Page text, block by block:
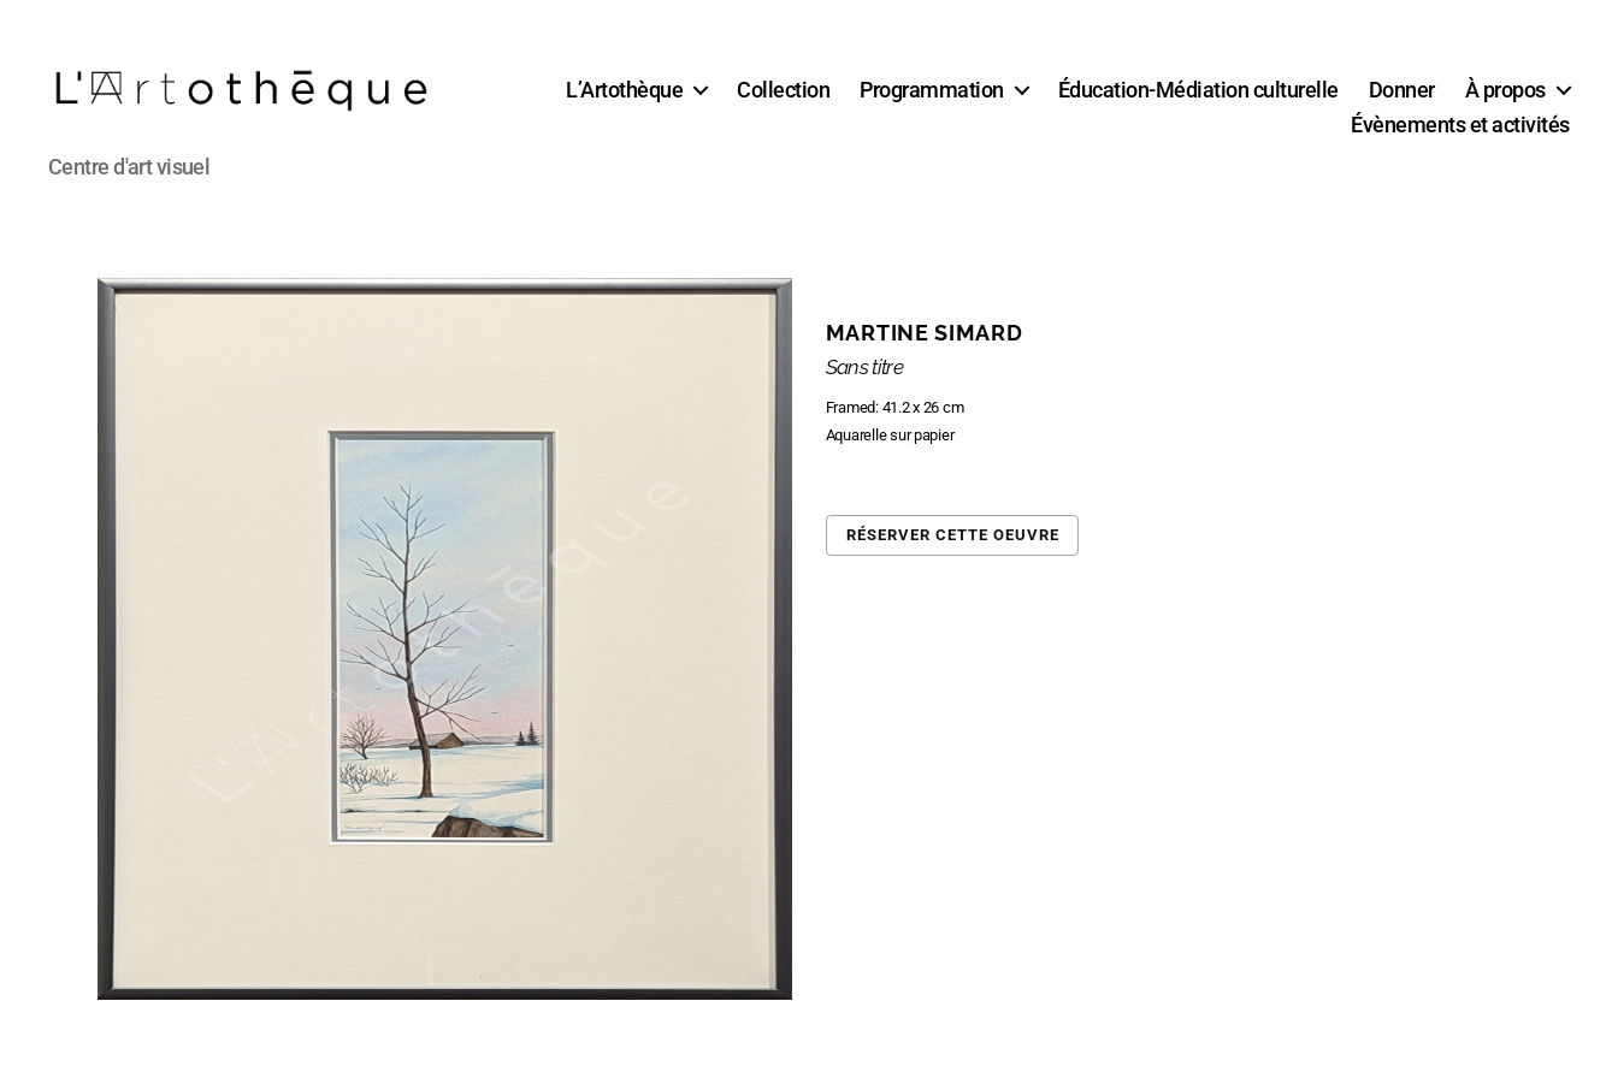
L'Artothèque
Centre d'art visuel
L’Artothèque Collection Programmation Éducation-Médiation culturelle Donner
À propos
Évènements et activités
MARTINE SIMARD
Sans titre
Framed: 41.2 x 26 cm
Aquarelle sur papier
RÉSERVER CETTE OEUVRE